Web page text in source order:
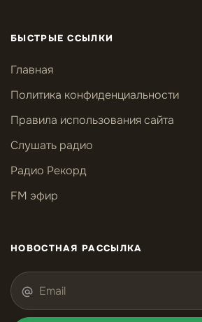
БЫСТРЫЕ ССЫЛКИ
Главная
Политика конфиденциальности
Правила использования сайта
Слушать радио
Радио Рекорд
FM эфир
НОВОСТНАЯ РАССЫЛКА